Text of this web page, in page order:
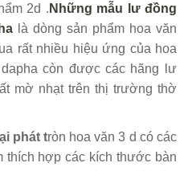
2d . Những mẫu lư đồng
là dòng sản phẩm hoa văn
rất nhiều hiệu ứng của hoa
còn được các hãng lư
mờ nhạt trên thị trường thờ
phát tròn hoa văn 3 d có các
thích hợp các kích thước bàn